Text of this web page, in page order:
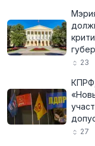
23
27